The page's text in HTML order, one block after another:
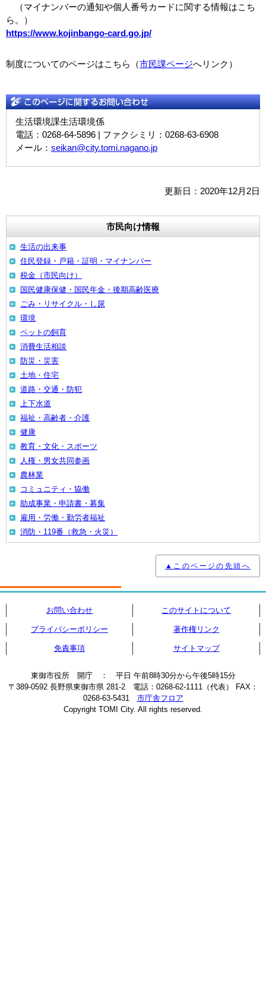
（マイナンバーの通知や個人番号カードに関する情報はこち
ら。）
https://www.kojinbango-card.go.jp/
制度についてのページはこちら（市民課ページへリンク）
生活環境課生活環境係
電話：0268-64-5896 | ファクシミリ：0268-63-6908
メール： seikan@city.tomi.nagano.jp
更新日：2020年12月2日
市民向け情報
生活の出来事
住民登録・戸籍・証明・マイナンバー
税金（市民向け）
国民健康保健・国民年金・後期高齢医療
ごみ・リサイクル・し尿
環境
ペットの飼育
消費生活相談
防災・災害
土地・住宅
道路・交通・防犯
上下水道
福祉・高齢者・介護
健康
教育・文化・スポーツ
人権・男女共同参画
農林業
コミュニティ・協働
助成事業・申請書・募集
雇用・労働・勤労者福祉
消防・119番（救急・火災）
▲このページの先頭へ
お問い合わせ このサイトについて
プライバシーポリシー 著作権リンク
免責事項 サイトマップ
東御市役所 開庁 ： 平日 午前8時30分から午後5時15分
〒389-0592 長野県東御市県 281-2 電話：0268-62-1111（代表） FAX：
0268-63-5431 市庁舎フロア
Copyright TOMI City. All rights reserved.